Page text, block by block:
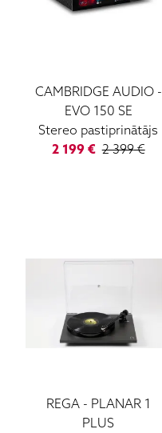
CAMBRIDGE AUDIO-
EVO 150 SE
Stereo pastiprinātājs
2 199€ 2 399€
REGA- PLANAR 1
PLUS